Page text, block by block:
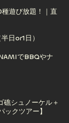
しむ絶景アクテ
種遊び放題！｜直
日or1日）
日or1日）
でBBQやナ
礁シュノーケル＋
クツアー】